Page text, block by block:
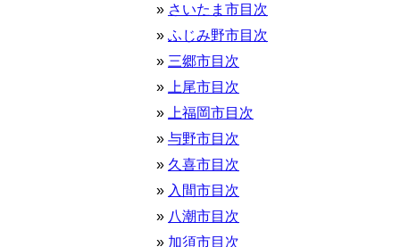
さいたま市目次
ふじみ野市目次
三郷市目次
上尾市目次
上福岡市目次
与野市目次
久喜市目次
入間市目次
八潮市目次
加須市目次